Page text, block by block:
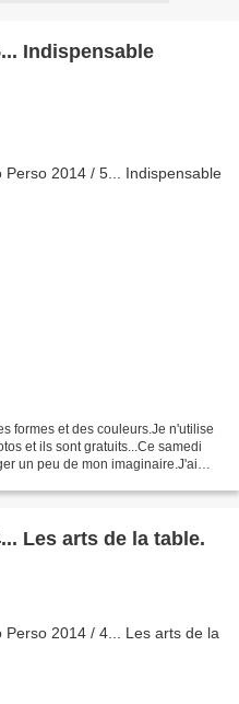
Indispensable
formes et des couleurs.Je n'utilise
et ils sont gratuits...Ce samedi
un peu de mon imaginaire.J'ai
Les arts de la table.